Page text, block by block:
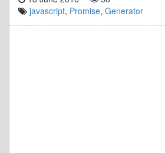
javascript, Promise, Generator